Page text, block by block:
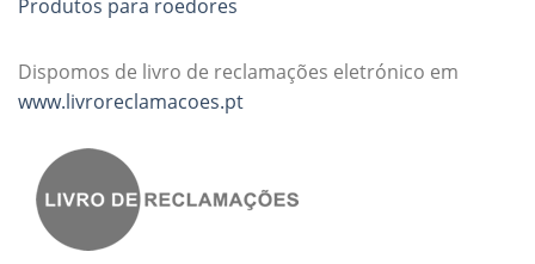
Produtos para roedores
Dispomos de livro de reclamações eletrónico em
www.livroreclamacoes.pt